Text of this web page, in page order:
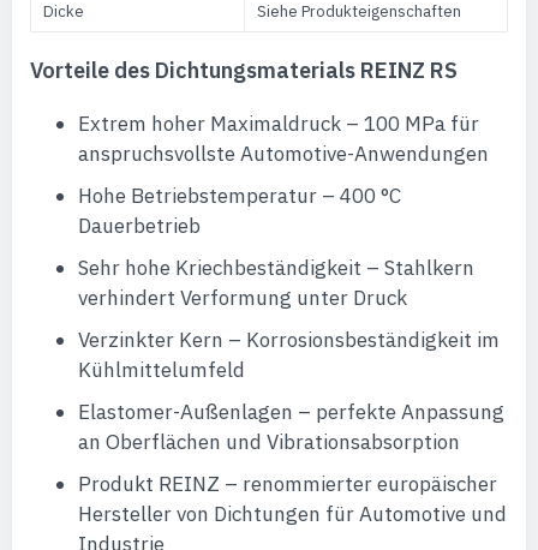
Dicke
Siehe Produkteigenschaften
Vorteile des Dichtungsmaterials REINZ RS
Extrem hoher Maximaldruck – 100 MPa für
anspruchsvollste Automotive-Anwendungen
Hohe Betriebstemperatur – 400 °C
Dauerbetrieb
Sehr hohe Kriechbeständigkeit – Stahlkern
verhindert Verformung unter Druck
Verzinkter Kern – Korrosionsbeständigkeit im
Kühlmittelumfeld
Elastomer-Außenlagen – perfekte Anpassung
an Oberflächen und Vibrationsabsorption
Produkt REINZ – renommierter europäischer
Hersteller von Dichtungen für Automotive und
Industrie